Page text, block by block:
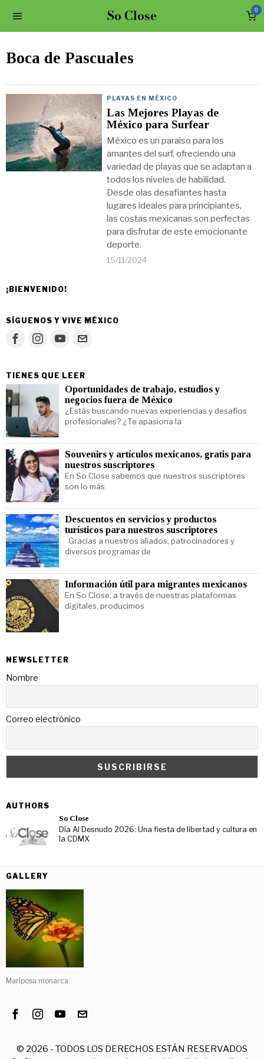
So Close 0
Boca de Pascuales
PLAYAS EN MÉXICO
Las Mejores Playas de
México para Surfear
México es un paraíso para los
amantes del surf, ofreciendo una
variedad de playas que se adaptan a
todos los niveles de habilidad.
Desde olas desafiantes hasta
lugares ideales para principiantes,
las costas mexicanas son perfectas
para disfrutar de este emocionante
deporte.
15/11/2024
¡BIENVENIDO!
SÍGUENOS Y VIVE MÉXICO
TIENES QUE LEER
Oportunidades de trabajo, estudios y
negocios fuera de México
¿Estás buscando nuevas experiencias y desafíos
profesionales? ¿Te apasiona la
Souvenirs y artículos mexicanos, gratis para
nuestros suscriptores
En So Close sabemos que nuestros suscriptores
son lo más
Descuentos en servicios y productos
turísticos para nuestros suscriptores
Gracias a nuestros aliados, patrocinadores y
diversos programas de
Información útil para migrantes mexicanos
En So Close, a través de nuestras plataformas
digitales, producimos
NEWSLETTER
Nombre
Correo electrónico
AUTHORS
So Close
Día Al Desnudo 2026: Una fiesta de libertad y cultura en
la CDMX
GALLERY
Mariposa monarca
© 2026 - TODOS LOS DERECHOS ESTÁN RESERVADOS